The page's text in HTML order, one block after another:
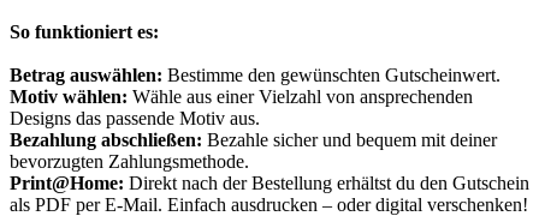
So funktioniert es:
Betrag auswählen: Bestimme den gewünschten Gutscheinwert.
Motiv wählen: Wähle aus einer Vielzahl von ansprechenden
Designs das passende Motiv aus.
Bezahlung abschließen: Bezahle sicher und bequem mit deiner
bevorzugten Zahlungsmethode.
Print@Home: Direkt nach der Bestellung erhältst du den Gutschein
als PDF per E-Mail. Einfach ausdrucken – oder digital verschenken!